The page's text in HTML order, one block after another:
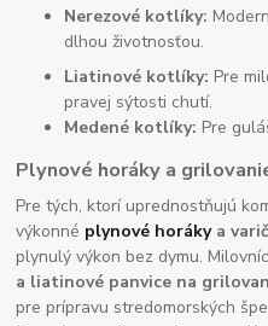
Nerezové kotlíky:
dlhou životnosťou.
Liatinové kotlíky: Pre
pravej sýtosti chutí.
Medené kotlíky: Pre
Plynové horáky a
Pre tých, ktorí uprednostňujú
výkonné plynové horákya
plynulý výkon bez dymu.
a liatinové panvice na
pre prípravu stredomorských